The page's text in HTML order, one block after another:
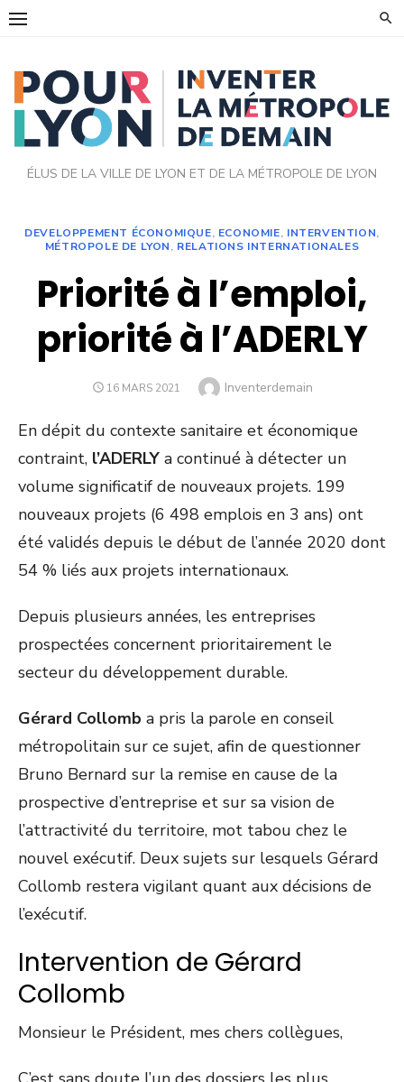
Skip
ÉLUS DE LA VILLE DE LYON ET DE LA MÉTROPOLE DE LYON
DEVELOPPEMENT ÉCONOMIQUE, ECONOMIE, INTERVENTION,
MÉTROPOLE DE LYON, RELATIONS INTERNATIONALES
Priorité à l’emploi,
priorité à l’ADERLY
POSTED
16 MARS 2021 Author
Inventerdemain
En dépit du contexte sanitaire et économique
contraint, l’ADERLY a continué à détecter un
volume significatif de nouveaux projets. 199
nouveaux projets (6 498 emplois en 3 ans) ont
été validés depuis le début de l’année 2020 dont
54 % liés aux projets internationaux.
Depuis plusieurs années, les entreprises
prospectées concernent prioritairement le
secteur du développement durable.
Gérard Collomb a pris la parole en conseil
métropolitain sur ce sujet, afin de questionner
Bruno Bernard sur la remise en cause de la
prospective d’entreprise et sur sa vision de
l’attractivité du territoire, mot tabou chez le
nouvel exécutif. Deux sujets sur lesquels Gérard
Collomb restera vigilant quant aux décisions de
l’exécutif.
Intervention de Gérard
Collomb
Monsieur le Président, mes chers collègues,